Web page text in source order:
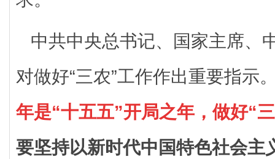
中共中央总书记、国家主席、
对做好“三农”工作作出重要指示
年是“十五五”开局之年，做好“
要坚持以新时代中国特色社会主